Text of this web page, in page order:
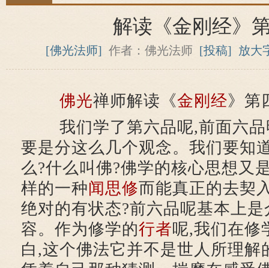
解读《金刚经》
[佛光法师] 作者：佛光法师 [投稿] 放大
佛光禅师解读《金刚经》第
我们学了第六品呢,前面六品
要是分这么几个观念。我们要知
么?什么叫佛?佛学的核心思想又
样的一种闻思修而能真正的去契
绝对的有状态?前六品呢基本上
容。作为修学的行者呢,我们在修
白,这个佛法它并不是世人所理解